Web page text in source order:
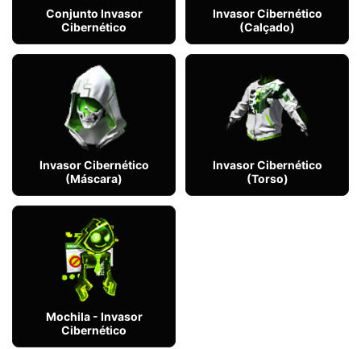
Conjunto Invasor
Cibernético
Invasor Cibernético
(Calçado)
Invasor Cibernético
(Máscara)
Invasor Cibernético
(Torso)
Mochila - Invasor
Cibernético